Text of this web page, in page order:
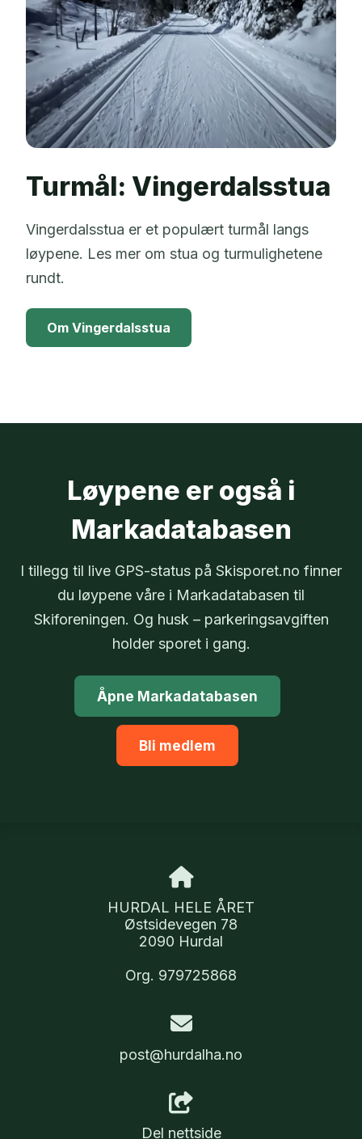
Turmål: Vingerdalsstua
Vingerdalsstua er et populært turmål langs
løypene. Les mer om stua og turmulighetene
rundt.
Om Vingerdalsstua
Løypene er også i
Markadatabasen
I tillegg til live GPS-status på Skisporet.no finner
du løypene våre i Markadatabasen til
Skiforeningen. Og husk – parkeringsavgiften
holder sporet i gang.
Åpne Markadatabasen
Bli medlem
HURDAL HELE ÅRET
Østsidevegen 78
2090 Hurdal
Org. 979725868
post@hurdalha.no
Del nettside